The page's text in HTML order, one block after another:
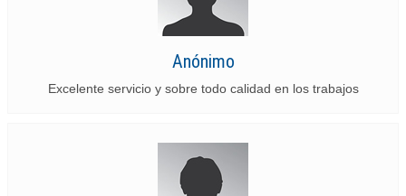
Anónimo
Excelente servicio y sobre todo calidad en los trabajos